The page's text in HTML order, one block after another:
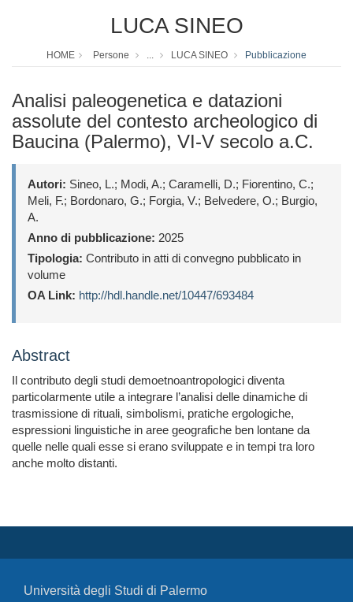
LUCA SINEO
HOME Persone ... LUCA SINEO Pubblicazione
Analisi paleogenetica e datazioni
assolute del contesto archeologico di
Baucina (Palermo), VI-V secolo a.C.
Autori: Sineo, L.; Modi, A.; Caramelli, D.; Fiorentino, C.;
Meli, F.; Bordonaro, G.; Forgia, V.; Belvedere, O.; Burgio,
A.
Anno di pubblicazione: 2025
Tipologia: Contributo in atti di convegno pubblicato in
volume
OA Link: http://hdl.handle.net/10447/693484
Abstract
Il contributo degli studi demoetnoantropologici diventa
particolarmente utile a integrare l’analisi delle dinamiche di
trasmissione di rituali, simbolismi, pratiche ergologiche,
espressioni linguistiche in aree geografiche ben lontane da
quelle nelle quali esse si erano sviluppate e in tempi tra loro
anche molto distanti.
Università degli Studi di Palermo